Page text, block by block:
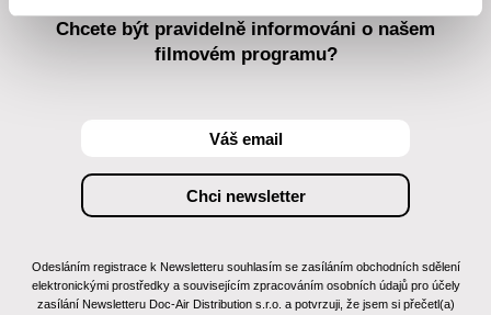
Chcete být pravidelně informováni o našem
filmovém programu?
Odesláním registrace k Newsletteru souhlasím se zasíláním obchodních sdělení
elektronickými prostředky a souvisejícím zpracováním osobních údajů pro účely
zasílání Newsletteru Doc-Air Distribution s.r.o. a potvrzuji, že jsem si přečetl(a)